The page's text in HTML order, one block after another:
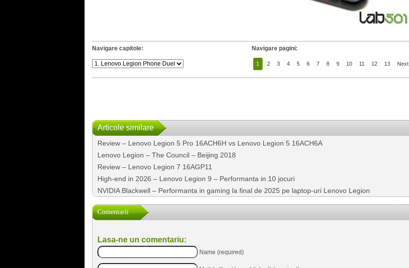
Navigare capitole: Navigare pagini:
1 2 3 4 5 6 7 8 9 10 11 12 13 Next
Articole similare
Review – Lenovo Legion 5 Pro 16ACH6H vs Lenovo Legion 5 16ACH6A
Lenovo Legion – The Council – Beijing 2018
Review – Lenovo Legion 7 16AGP11
High-end in 2026 – Lenovo Legion 9 – Performanta in 10 jocuri
NVIDIA Blackwell – Performanta in gaming la final de 2025 pe laptop-uri Lenovo Legion
Comentarii
Lasa-ne un comentariu:
Name (required)